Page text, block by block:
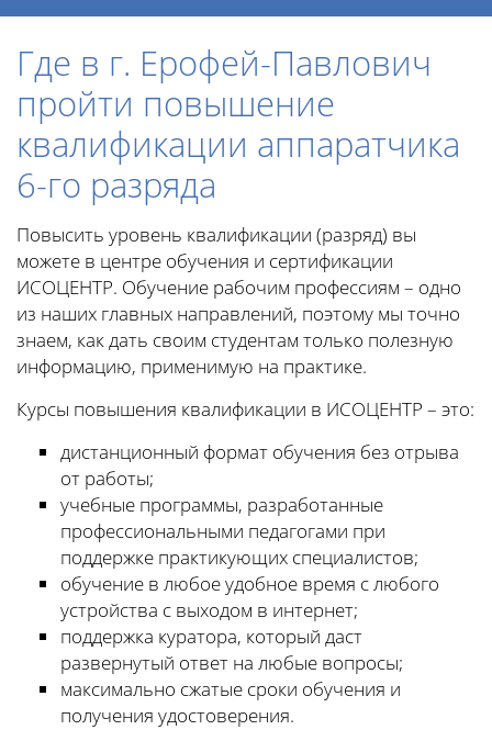
Где в г. Ерофей-Павлович
пройти повышение
квалификации аппаратчика
6-го разряда
Повысить уровень квалификации (разряд) вы
можете в центре обучения и сертификации
ИСОЦЕНТР. Обучение рабочим профессиям – одно
из наших главных направлений, поэтому мы точно
знаем, как дать своим студентам только полезную
информацию, применимую на практике.
Курсы повышения квалификации в ИСОЦЕНТР – это:
дистанционный формат обучения без отрыва
от работы;
учебные программы, разработанные
профессиональными педагогами при
поддержке практикующих специалистов;
обучение в любое удобное время с любого
устройства с выходом в интернет;
поддержка куратора, который даст
развернутый ответ на любые вопросы;
максимально сжатые сроки обучения и
получения удостоверения.